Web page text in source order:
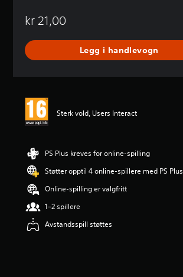
e
v
u
n
g
kr 21,00
Legg i handlevogn
Sterk vold, Users Interact
PS Plus kreves for online-spilling
Støtter opptil 4 online-spillere med PS Plus
Online-spilling er valgfritt
1–2 spillere
Avstandsspill støttes